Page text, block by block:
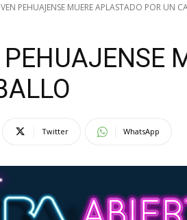
PEHUAJENSE MUERE APLASTADO POR UN
Twitter WhatsApp